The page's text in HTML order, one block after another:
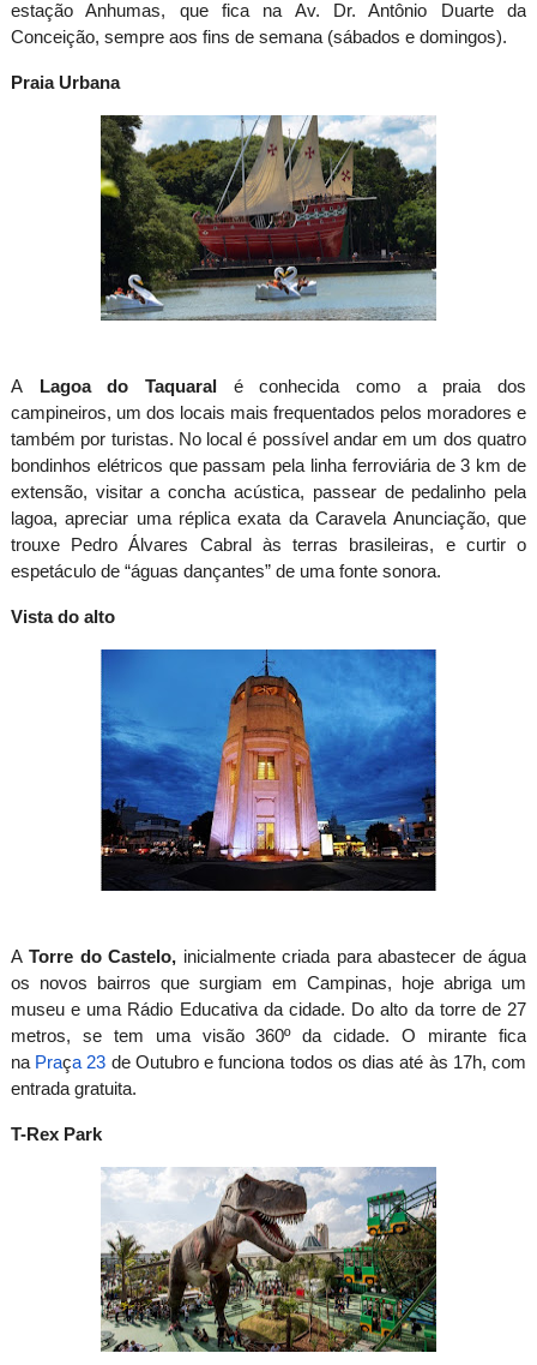
estação Anhumas, que fica na Av. Dr. Antônio Duarte da
Conceição, sempre aos fins de semana (sábados e domingos).
Praia Urbana
A Lagoa do Taquaral é conhecida como a praia dos
campineiros, um dos locais mais frequentados pelos moradores e
também por turistas. No local é possível andar em um dos quatro
bondinhos elétricos que passam pela linha ferroviária de3 km de
extensão, visitar a concha acústica, passear de pedalinho pela
lagoa, apreciar uma réplica exata da Caravela Anunciação, que
trouxe Pedro Álvares Cabral às terras brasileiras, e curtir o
espetáculo de “águas dançantes” de uma fonte sonora.
Vista do alto
ATorre do Castelo, inicialmente criada para abastecer de água
os novos bairros que surgiam em Campinas, hoje abriga um
museu e uma Rádio Educativa da cidade. Do alto da torre de 27
metros, se tem uma visão 360º da cidade. O mirante fica
na Praça 23 de Outubro e funciona todos os dias até às 17h, com
entrada gratuita.
T-Rex Park